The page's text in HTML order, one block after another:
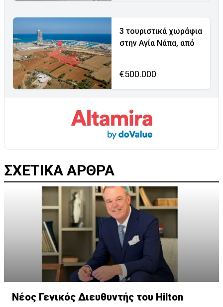
3 τουριστικά χωράφια
στην Αγία Νάπα, από
€500.000
ΣΧΕΤΙΚΑ ΑΡΘΡΑ
Νέος Γενικός Διευθυντής του Hilton